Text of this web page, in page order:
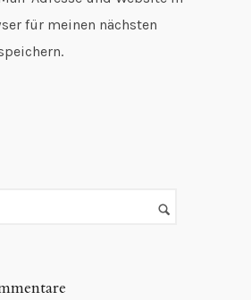
für meinen nächsten